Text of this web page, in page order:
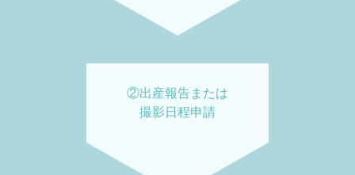
②出産報告または
撮影日程申請